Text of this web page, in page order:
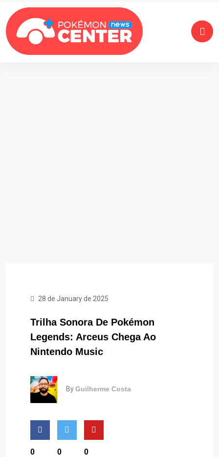
28 de January de 2025
Trilha Sonora De Pokémon
Legends: Arceus Chega Ao
Nintendo Music
ByGuilherme Costa
0
0
0